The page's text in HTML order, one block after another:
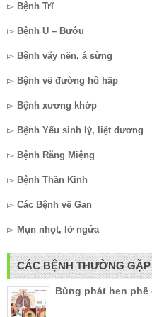
▻ Bệnh Trĩ
▻ Bệnh U – Bướu
▻ Bệnh vẩy nến, á sừng
▻ Bệnh về đường hô hấp
▻ Bệnh xương khớp
▻ Bệnh Yếu sinh lý, liệt dương
▻ Bệnh Răng Miệng
▻ Bệnh Thần Kinh
▻ Các Bệnh về Gan
▻ Mụn nhọt, lở ngứa
CÁC BỆNH THƯỜNG GẶP
Bùng phát hen